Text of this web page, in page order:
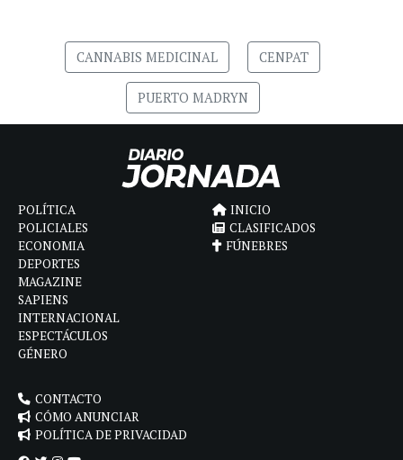
CANNABIS MEDICINAL CENPAT
PUERTO MADRYN
POLÍTICA
POLICIALES
ECONOMIA
DEPORTES
MAGAZINE
SAPIENS
INTERNACIONAL
ESPECTÁCULOS
GÉNERO
INICIO
CLASIFICADOS
FÚNEBRES
CONTACTO
CÓMO ANUNCIAR
POLÍTICA DE PRIVACIDAD